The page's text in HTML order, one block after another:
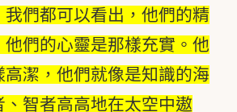
我們都可以看出，他們的精
他們的心靈是那樣充實。他
潔，他們就像是知識的海
智者高高地在太空中遨